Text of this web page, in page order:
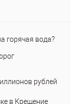
горячая вода?
рублей
в Крещение